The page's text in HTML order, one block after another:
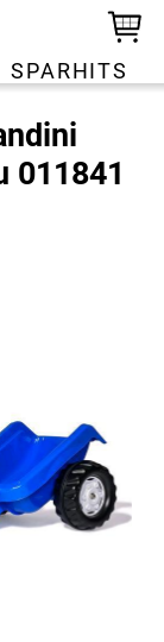
SPARHITS
011841